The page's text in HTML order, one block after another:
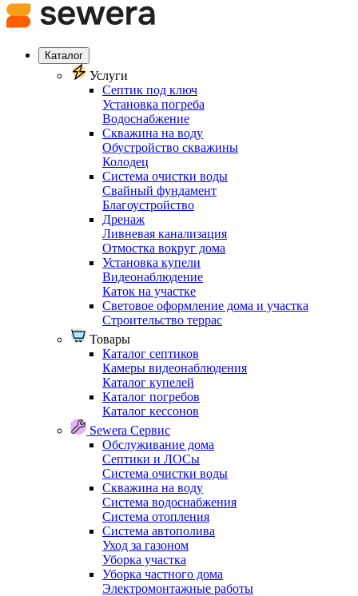
Каталог
Услуги
Септик под ключ
Установка погреба
Водоснабжение
Скважина на воду
Обустройство скважины
Колодец
Система очистки воды
Свайный фундамент
Благоустройство
Дренаж
Ливневая канализация
Отмостка вокруг дома
Установка купели
Видеонаблюдение
Каток на участке
Световое оформление дома и участка
Строительство террас
Товары
Каталог септиков
Камеры видеонаблюдения
Каталог купелей
Каталог погребов
Каталог кессонов
Sewera Сервис
Обслуживание дома
Септики и ЛОСы
Система очистки воды
Скважина на воду
Система водоснабжения
Система отопления
Система автополива
Уход за газоном
Уборка участка
Уборка частного дома
Электромонтажные работы